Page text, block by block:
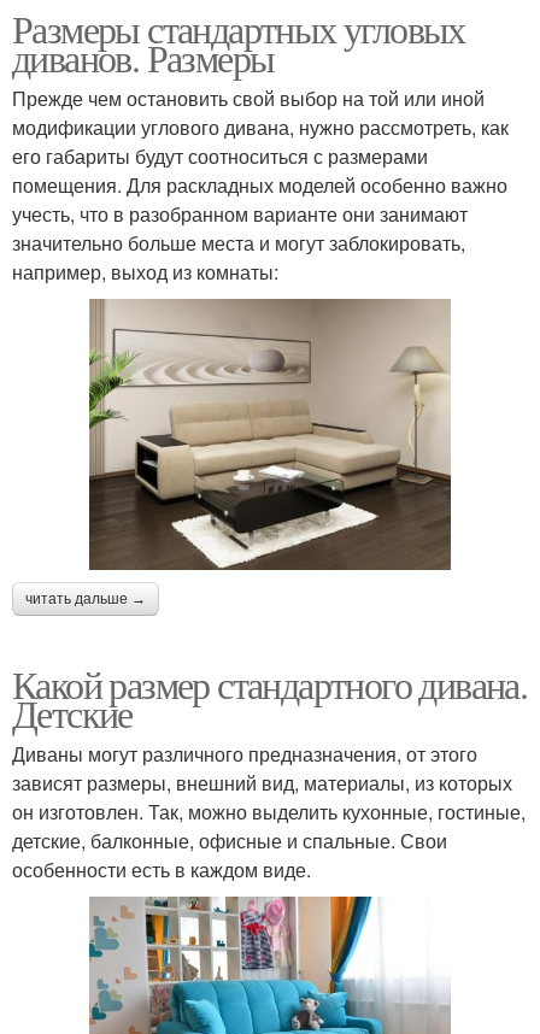
Размеры стандартных угловых
диванов. Размеры
Прежде чем остановить свой выбор на той или иной
модификации углового дивана, нужно рассмотреть, как
его габариты будут соотноситься с размерами
помещения. Для раскладных моделей особенно важно
учесть, что в разобранном варианте они занимают
значительно больше места и могут заблокировать,
например, выход из комнаты:
читать дальше →
Какой размер стандартного дивана.
Детские
Диваны могут различного предназначения, от этого
зависят размеры, внешний вид, материалы, из которых
он изготовлен. Так, можно выделить кухонные, гостиные,
детские, балконные, офисные и спальные. Свои
особенности есть в каждом виде.